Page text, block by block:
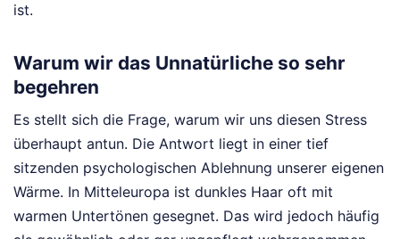
ist.
Warum wir das Unnatürliche so sehr
begehren
Es stellt sich die Frage, warum wir uns diesen Stress
überhaupt antun. Die Antwort liegt in einer tief
sitzenden psychologischen Ablehnung unserer eigenen
Wärme. In Mitteleuropa ist dunkles Haar oft mit
warmen Untertönen gesegnet. Das wird jedoch häufig